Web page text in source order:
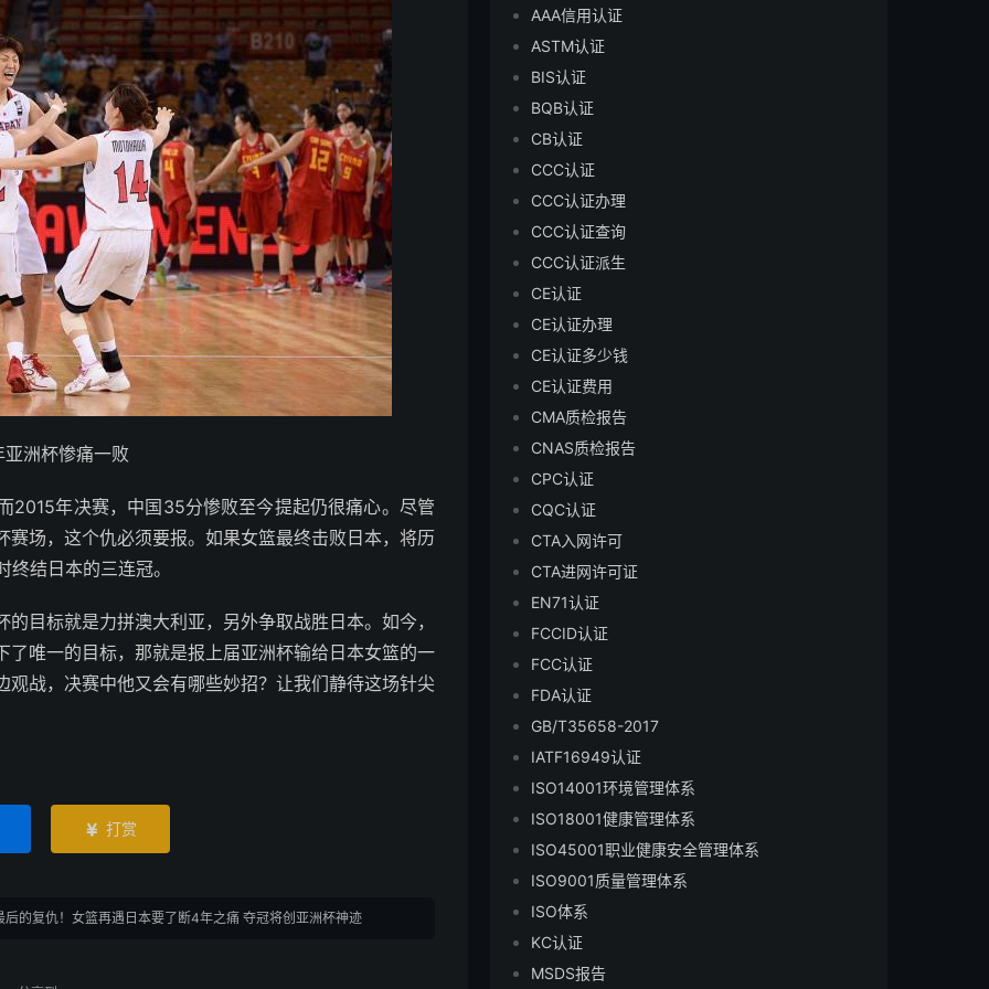
洲杯惨痛一败
2015年决赛，中国35分惨败至今提起仍很痛心。尽管
场，这个仇必须要报。如果女篮最终击败日本，将历
结日本的三连冠。
目标就是力拼澳大利亚，另外争取战胜日本。如今，
唯一的目标，那就是报上届亚洲杯输给日本女篮的一
战，决赛中他又会有哪些妙招？让我们静待这场针尖
 打赏
后的复仇！女篮再遇日本要了断4年之痛 夺冠将创亚洲杯神迹
AAA信用认证
ASTM认证
BIS认证
BQB认证
CB认证
CCC认证
CCC认证办理
CCC认证查询
CCC认证派生
CE认证
CE认证办理
CE认证多少钱
CE认证费用
CMA质检报告
CNAS质检报告
CPC认证
CQC认证
CTA入网许可
CTA进网许可证
EN71认证
FCCID认证
FCC认证
FDA认证
GB/T35658-2017
IATF16949认证
ISO14001环境管理体系
ISO18001健康管理体系
ISO45001职业健康安全管理体系
ISO9001质量管理体系
ISO体系
KC认证
MSDS报告